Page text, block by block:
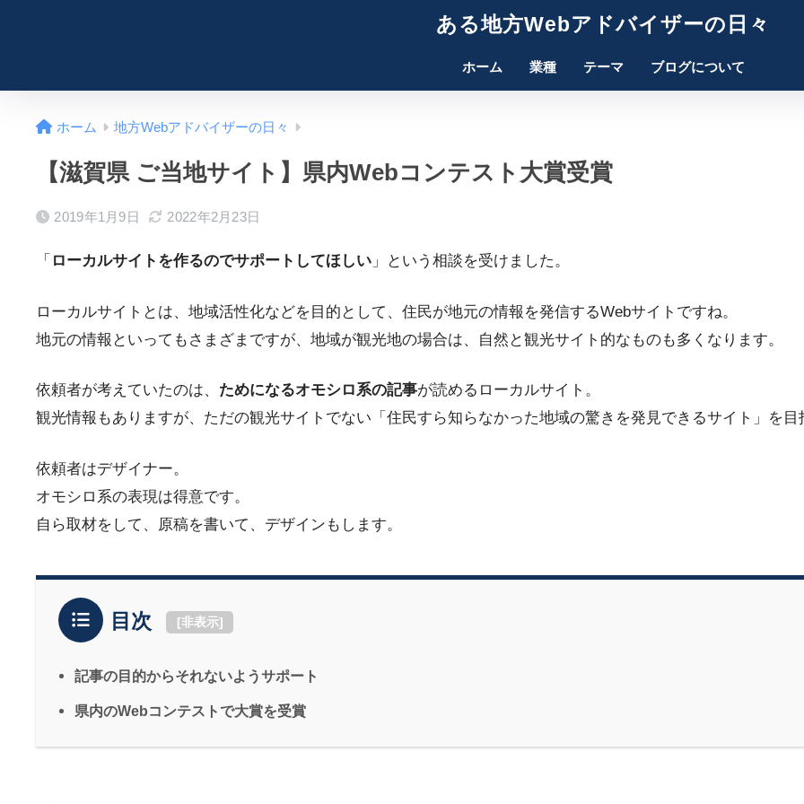
ある地方Webアドバイザーの日々
ホーム 業種 テーマ ブログについて
ホーム 地方Webアドバイザーの日々
【滋賀県 ご当地サイト】県内Webコンテスト大賞受賞
2019年1月9日 2022年2月23日
「 ローカルサイトを作るのでサポートしてほしい 」という相談を受けました。
ローカルサイトとは、地域活性化などを目的として、住民が地元の情報を発信するWebサイトですね。
地元の情報といってもさまざまですが、地域が観光地の場合は、自然と観光サイト的なものも多くなります。
依頼者が考えていたのは、 ためになるオモシロ系の記事が読めるローカルサイト。
観光情報もありますが、ただの観光サイトでない「住民すら知らなかった地域の驚きを発見できるサイト」を目
依頼者はデザイナー。
オモシロ系の表現は得意です。
自ら取材をして、原稿を書いて、デザインもします。
目次 [非表示]
記事の目的からそれないようサポート
県内のWebコンテストで大賞を受賞